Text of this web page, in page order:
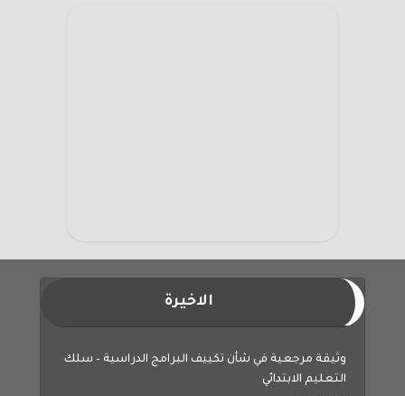
الاخيرة
وثيقة مرجعية في شأن تكييف البرامج الدراسية – سلك
التعليم الابتدائي